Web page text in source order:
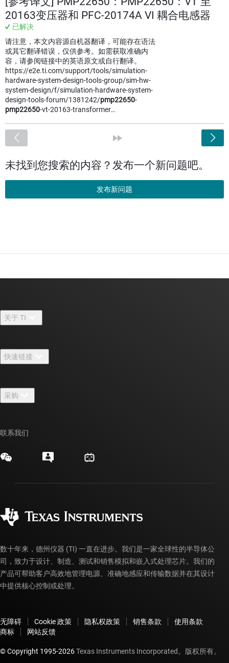
20163变压器和 PFC-20174A VI 耦合电感器
已解决
请注意，本文内容源自机器翻译，可能存在语法
或其它翻译错误，仅供参考。如需获取准确内
容，请参阅链接中的英语原文或自行翻译。
https://e2e.ti.com/support/tools/simulation-
hardware-system-design-tools-group/sim-hw-
system-design/f/simulation-hardware-system-
design-tools-forum/1381242/pmp22650-
pmp22650-vt-20163-transformer…
未找到您搜索的内容？发布一个新问题吧。
发布新问题
关于 TI
招贤纳士
新闻中心
活动
投资者关系
快速链接
TI E2E™ 设计支持论坛
myTI 帐户常见问题解答
采购
发货、付款和税费
联系我们
数十年来，德州仪器 (TI) 一直在进步。我们是一家全球性的半导体公
司，致力于设计、制造、测试和销售模拟和嵌入式处理芯片。我们的
产品可帮助客户高效地管理电源、准确地感应和传输数据并在其设计
中提供核心控制或处理。
无障碍 Cookie 政策 隐私权政策 销售条款
使用条款
商标
网站反馈
© Copyright 1995-2026Texas Instruments Incorporated。版权所有。